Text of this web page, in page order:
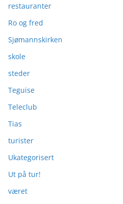
restauranter
Ro og fred
Sjømannskirken
skole
steder
Teguise
Teleclub
Tias
turister
Ukategorisert
Ut på tur!
været